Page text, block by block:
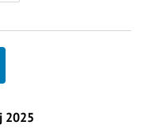
2025